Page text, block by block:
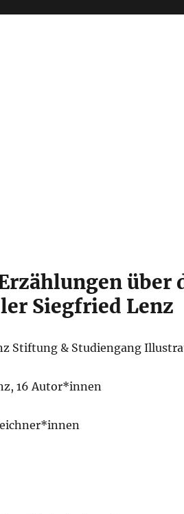
über
Siegfried Lenz
Stiftung & Studiengang
16 Autor*innen